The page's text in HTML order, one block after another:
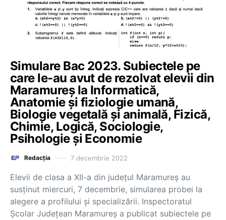
Simulare Bac 2023. Subiectele pe
care le-au avut de rezolvat elevii din
Maramureș la Informatică,
Anatomie și fiziologie umană,
Biologie vegetală și animală, Fizică,
Chimie, Logică, Sociologie,
Psihologie și Economie
Redacția 7 decembrie 2022
Elevii de clasa a XII-a din județul Maramureș au
susținut miercuri, 7 decembrie, simularea probei la
alegere a profilului și specializării. Inspectoratul
Școlar Județean Maramureș a publicat subiectele pe